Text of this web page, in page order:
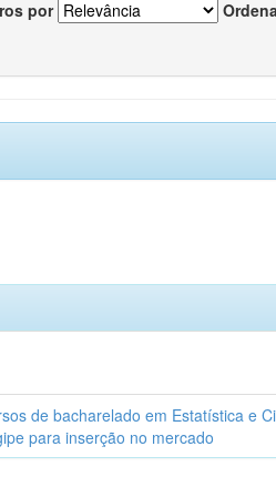
por
de bacharelado em Estatística e
para inserção no mercado